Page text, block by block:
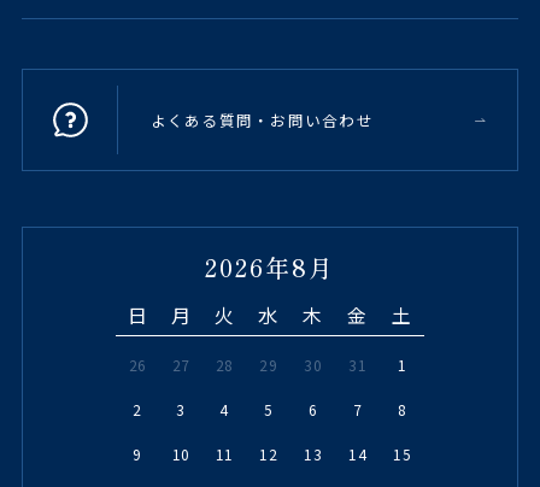
よくある質問・お問い合わせ
2026年8月
日 月 火 水 木 金 土
26 27 28 29 30 31 1
2 3 4 5 6 7 8
9 10 11 12 13 14 15